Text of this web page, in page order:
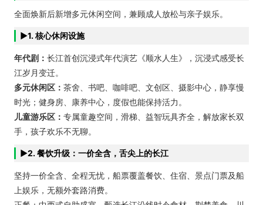
全面焕新后新增多元休闲空间，兼顾成人放松与亲子娱乐。
►1. 核心休闲设施
年代剧： 长江首创沉浸式年代演艺《顺水人生》，沉浸式感受长
江岁月变迁。
多元休闲区： 茶舍、书吧、咖啡吧、文创区、摄影中心，静享慢
时光；健身房、康养中心，度假也能保持活力。
儿童游乐区： 专属童趣空间，滑梯、益智玩具齐全，解放家长双
手，孩子欢乐不无聊。
►2. 餐饮升级：一价全含，舌尖上的长江
坚持一价全含、全程无忧，船票覆盖餐饮、住宿、景点门票及船
上娱乐，无额外套路消费。